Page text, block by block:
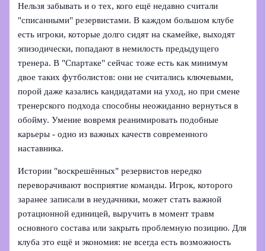
Нельзя забывать и о тех, кого ещё недавно считали
"списанными" резервистами. В каждом большом клубе
есть игроки, которые долго сидят на скамейке, выходят
эпизодически, попадают в немилость предыдущего
тренера. В "Спартаке" сейчас тоже есть как минимум
двое таких футболистов: они не считались ключевыми,
порой даже казались кандидатами на уход, но при смене
тренерского подхода способны неожиданно вернуться в
обойму. Умение вовремя реанимировать подобные
карьеры - одно из важных качеств современного
наставника.
Истории "воскрешённых" резервистов нередко
переворачивают восприятие команды. Игрок, которого
заранее записали в неудачники, может стать важной
ротационной единицей, выручить в момент травм
основного состава или закрыть проблемную позицию. Для
клуба это ещё и экономия: не всегда есть возможность